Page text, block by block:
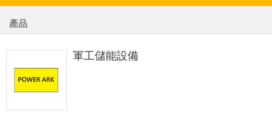
產品
軍工儲能設備